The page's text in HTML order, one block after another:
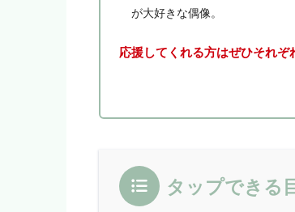
が大好きな偶像。
応援してくれる方はぜひそれぞ
タップできる